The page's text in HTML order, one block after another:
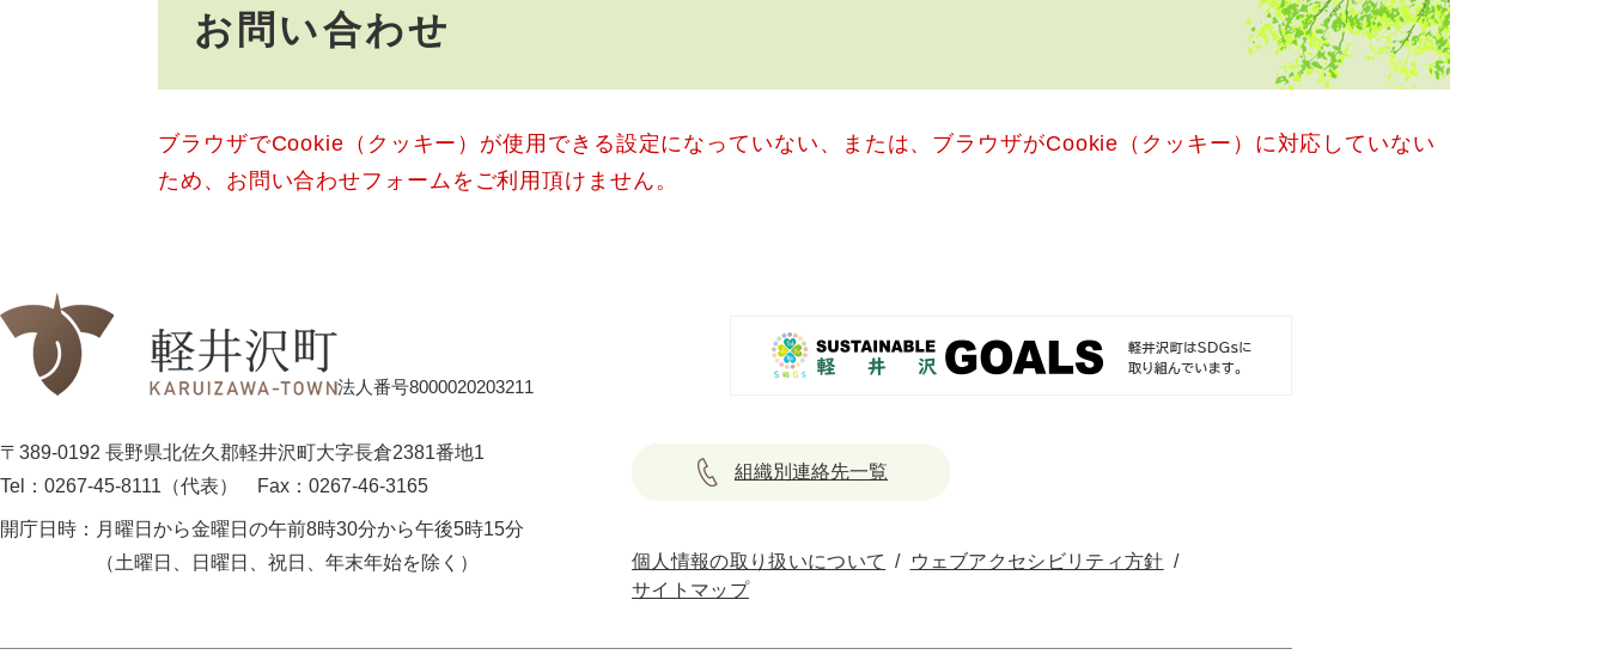
お問い合わせ
ブラウザでCookie（クッキー）が使用できる設定になっていない、または、ブラウザがCookie（クッキー）に対応していない
ため、お問い合わせフォームをご利用頂けません。
法人番号8000020203211
〒389-0192 長野県北佐久郡軽井沢町大字長倉2381番地1
Tel：0267-45-8111（代表）
Fax：0267-46-3165
開庁日時： 月曜日から金曜日の午前8時30分から午後5時15分
（土曜日、日曜日、祝日、年末年始を除く）
組織別連絡先一覧
個人情報の取り扱いについて
ウェブアクセシビリティ方針
サイトマップ